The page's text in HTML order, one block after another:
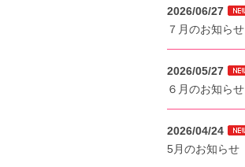
2026/06/27
７月のお知らせ
2026/05/27
６月のお知らせ
2026/04/24
5月のお知らせ